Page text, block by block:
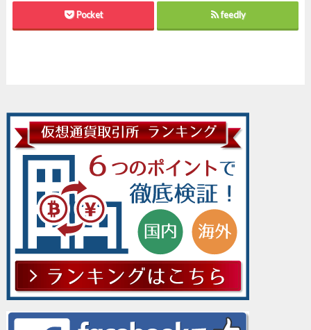
Pocket feedly